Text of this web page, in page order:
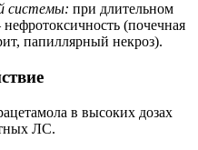
системы: при длительном
(почечная
папиллярный некроз).
в высоких дозах
ЛС.